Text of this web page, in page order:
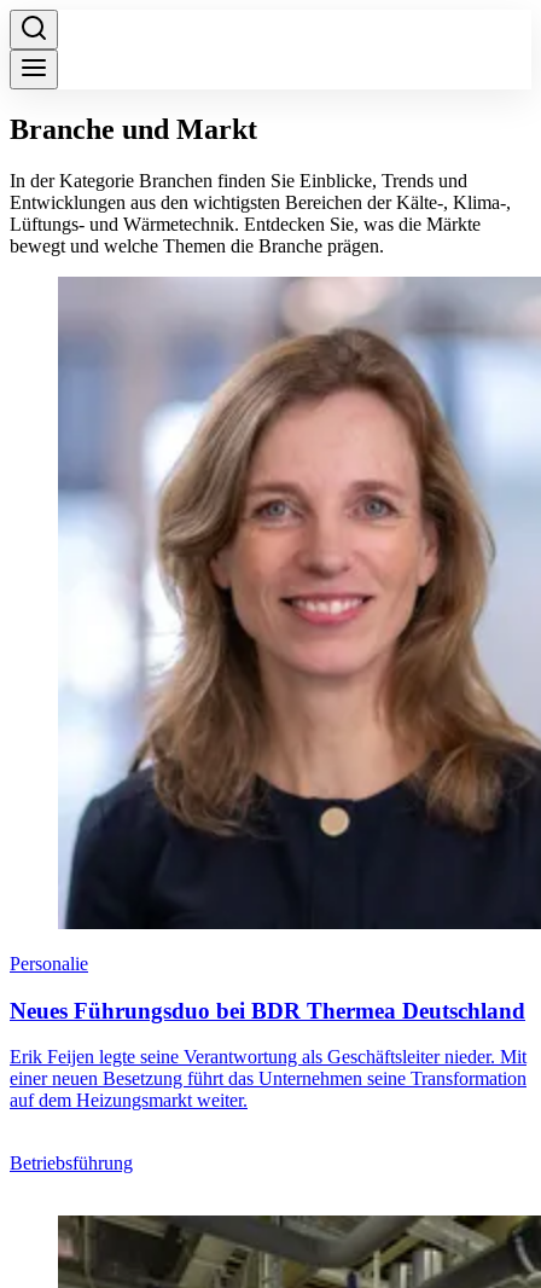
Branche und Markt
In der Kategorie Branchen finden Sie Einblicke, Trends und
Entwicklungen aus den wichtigsten Bereichen der Kälte-, Klima-,
Lüftungs- und Wärmetechnik. Entdecken Sie, was die Märkte
bewegt und welche Themen die Branche prägen.
Personalie
Neues Führungsduo bei BDR Thermea Deutschland
Erik Feijen legte seine Verantwortung als Geschäftsleiter nieder. Mit
einer neuen Besetzung führt das Unternehmen seine Transformation
auf dem Heizungsmarkt weiter.
Betriebsführung